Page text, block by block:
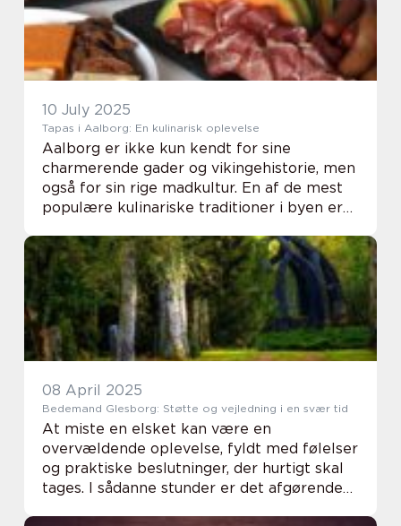
10 July 2025
Tapas i Aalborg: En kulinarisk oplevelse
Aalborg er ikke kun kendt for sine
charmerende gader og vikingehistorie, men
også for sin rige madkultur. En af de mest
populære kulinariske traditioner i byen er
nyde et måltid p&ar...
08 April 2025
Bedemand Glesborg: Støtte og vejledning i en svær tid
At miste en elsket kan være en
overvældende oplevelse, fyldt med følelser
og praktiske beslutninger, der hurtigt skal
tages. I sådanne stunder er det afgørende